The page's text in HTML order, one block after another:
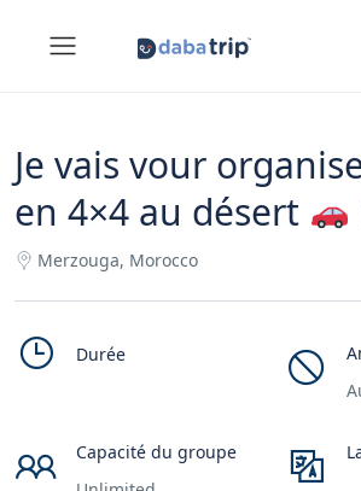
Je vais vour
en 4×4 au désert
Merzouga, Morocco
Durée
Capacité du groupe